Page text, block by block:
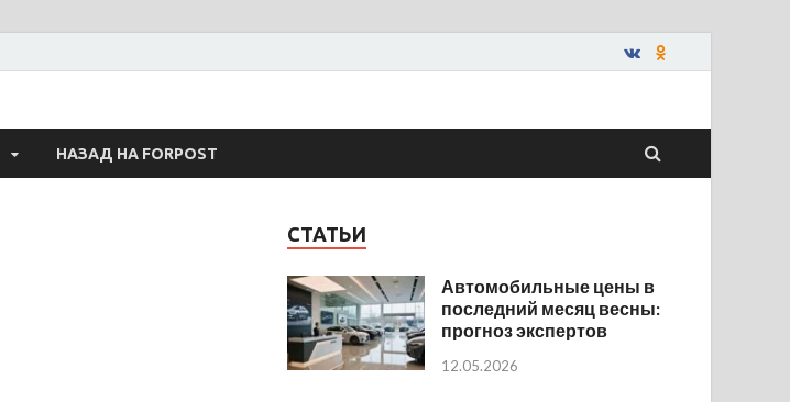
НАЗАД НА FORPOST
СТАТЬИ
Автомобильные цены в
последний месяц весны:
прогноз экспертов
12.05.2026